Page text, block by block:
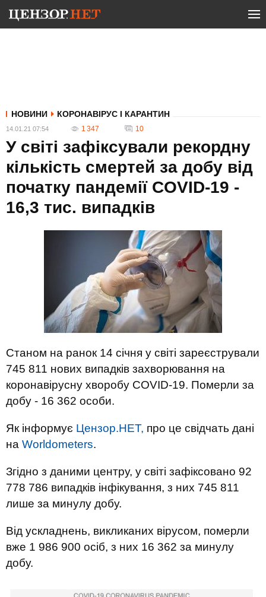
НОВИНИ КОРОНАВІРУС І КАРАНТИН
14.01.21 07:54 1 347 10
У світі зафіксували рекордну
кількість смертей за добу від
початку пандемії COVID-19 -
16,3 тис. випадків
Станом на ранок 14 січня у світі зареєстрували
745 811 нових випадків захворювання на
коронавірусну хворобу COVID-19. Померли за
добу - 16 362 особи.
Як інформує Цензор.НЕТ, про це свідчать дані
на Worldometers.
Згідно з даними центру, у світі зафіксовано 92
778 786 випадків інфікування, з них 745 811
лише за минулу добу.
Від ускладнень, викликаних вірусом, померли
вже 1 986 900 осіб, з них 16 362 за минулу
добу.